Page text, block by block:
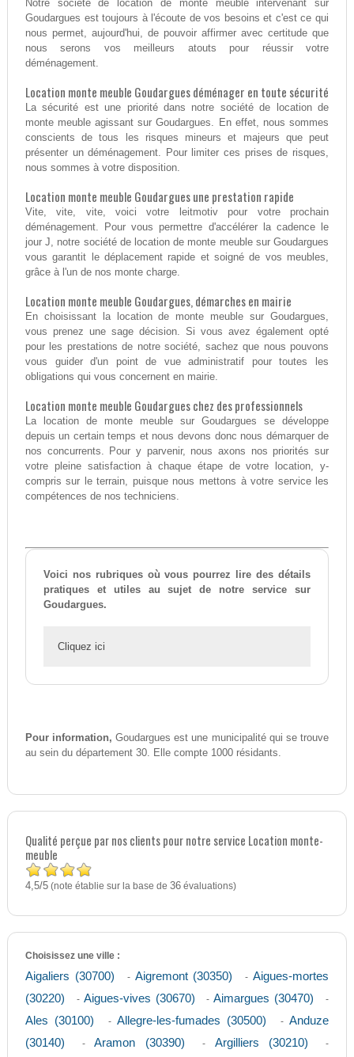
Notre société de location de monte meuble intervenant sur
Goudargues est toujours à l'écoute de vos besoins et c'est ce qui
nous permet, aujourd'hui, de pouvoir affirmer avec certitude que
nous serons vos meilleurs atouts pour réussir votre
déménagement.
Location monte meuble Goudargues déménager en toute sécurité
La sécurité est une priorité dans notre société de location de
monte meuble agissant sur Goudargues. En effet, nous sommes
conscients de tous les risques mineurs et majeurs que peut
présenter un déménagement. Pour limiter ces prises de risques,
nous sommes à votre disposition.
Location monte meuble Goudargues une prestation rapide
Vite, vite, vite, voici votre leitmotiv pour votre prochain
déménagement. Pour vous permettre d'accélérer la cadence le
jour J, notre société de location de monte meuble sur Goudargues
vous garantit le déplacement rapide et soigné de vos meubles,
grâce à l'un de nos monte charge.
Location monte meuble Goudargues, démarches en mairie
En choisissant la location de monte meuble sur Goudargues,
vous prenez une sage décision. Si vous avez également opté
pour les prestations de notre société, sachez que nous pouvons
vous guider d'un point de vue administratif pour toutes les
obligations qui vous concernent en mairie.
Location monte meuble Goudargues chez des professionnels
La location de monte meuble sur Goudargues se développe
depuis un certain temps et nous devons donc nous démarquer de
nos concurrents. Pour y parvenir, nous axons nos priorités sur
votre pleine satisfaction à chaque étape de votre location, y-
compris sur le terrain, puisque nous mettons à votre service les
compétences de nos techniciens.
Voici nos rubriques où vous pourrez lire des détails
pratiques et utiles au sujet de notre service sur
Goudargues.
Cliquez ici
Pour information, Goudargues est une municipalité qui se trouve
au sein du département 30. Elle compte 1000 résidants.
Qualité perçue par nos clients pour notre service Location monte-
meuble
4,5/5(note établie sur la base de 36évaluations)
Choisissez une ville :
Aigaliers (30700) - Aigremont (30350) -Aigues-mortes
(30220)
- Aigues-vives (30670) -Aimargues (30470) -
Ales (30100) -Allegre-les-fumades (30500) -Anduze
(30140)
-Aramon (30390) - Argilliers (30210) -